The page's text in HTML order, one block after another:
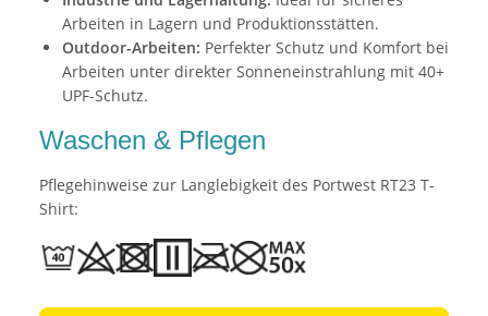
Arbeiten in Lagern und Produktionsstätten.
Outdoor-Arbeiten: Perfekter Schutz und Komfort bei
Arbeiten unter direkter Sonneneinstrahlung mit 40+
UPF-Schutz.
Waschen & Pflegen
Pflegehinweise zur Langlebigkeit des Portwest RT23 T-
Shirt: